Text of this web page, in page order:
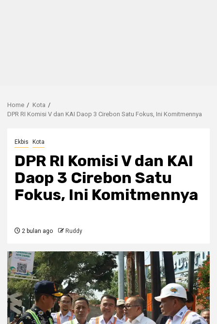
Home
Kota
DPR RI Komisi V dan KAI Daop 3 Cirebon Satu Fokus, Ini Komitmennya
Ekbis Kota
DPR RI Komisi V dan KAI
Daop 3 Cirebon Satu
Fokus, Ini Komitmennya
2 bulan ago Ruddy